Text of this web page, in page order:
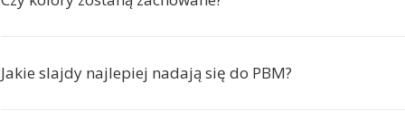
Jakie slajdy najlepiej nadają się do PBM?